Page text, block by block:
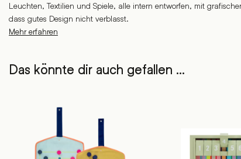
Leuchten, Textilien und Spiele, alle intern entworfen, mit
dass gutes Design nicht verblasst.
Mehr erfahren
Das könnte dir auch gefallen …